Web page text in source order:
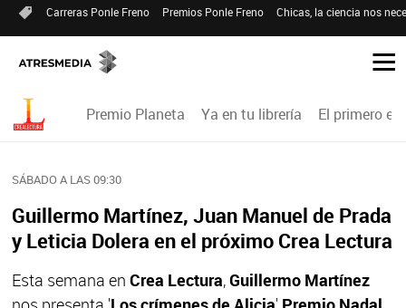
Carreras Ponle Freno Premios Ponle Freno Chicas, la ciencia nos
Premio Planeta Ya en tu librería El primero en
SÁBADO A LAS 09:30
Guillermo Martínez, Juan Manuel de Prada
y Leticia Dolera en el próximo Crea Lectura
Esta semana en Crea Lectura,Guillermo Martínez